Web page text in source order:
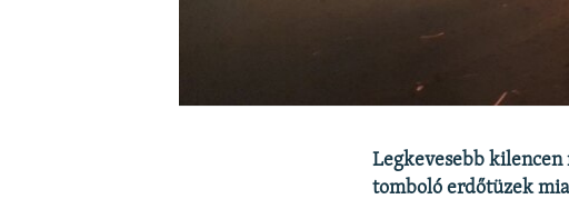
​​​​​​​Legkevesebb
tomboló erdőtüzek